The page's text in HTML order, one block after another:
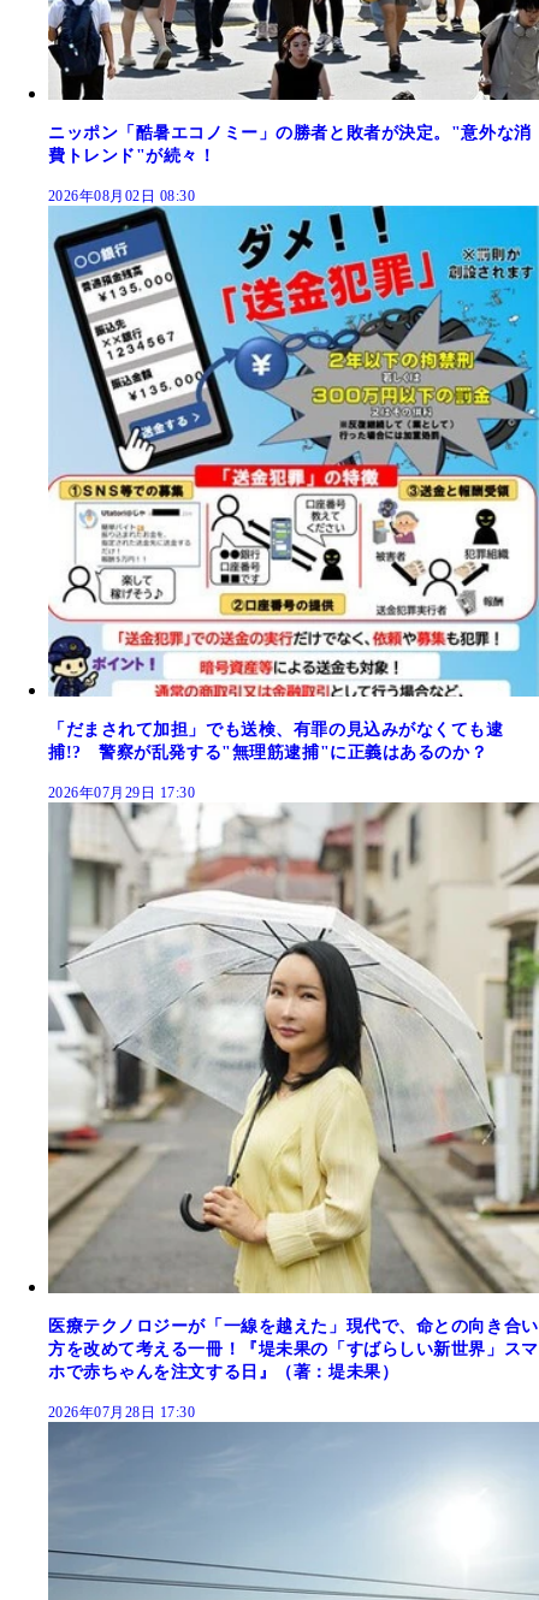
ニッポン「酷暑エコノミー」の勝者と敗者が決定。"意外な消
費トレンド"が続々！
2026年08月02日 08:30
「だまされて加担」でも送検、有罪の見込みがなくても逮
捕!? 警察が乱発する"無理筋逮捕"に正義はあるのか？
2026年07月29日 17:30
医療テクノロジーが「一線を越えた」現代で、命との向き合い
方を改めて考える一冊！『堤未果の「すばらしい新世界」スマ
ホで赤ちゃんを注文する日』（著：堤未果）
2026年07月28日 17:30